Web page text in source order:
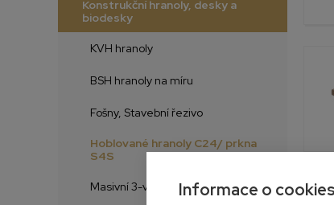
Konstrukční hranoly, desky a
biodesky
KVH hranoly
BSH hranoly na míru
Fošny, Stavební řezivo
Hoblované hranoly C24/ prkna
S4S
Masivní 3-vrstvé biodeskyInformace o